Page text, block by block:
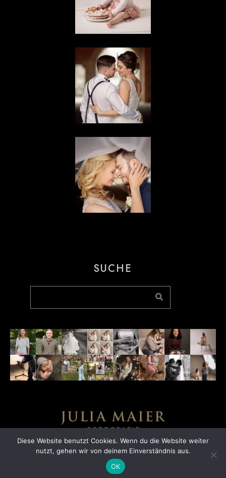
SUCHE
DATENSCHUTZ
IMPRESSUM
JULIA MAIER FOTOGRAFIE
Diese Website benutzt Cookies. Wenn du die Website weiter
nutzt, gehen wir von deinem Einverständnis aus.
OK